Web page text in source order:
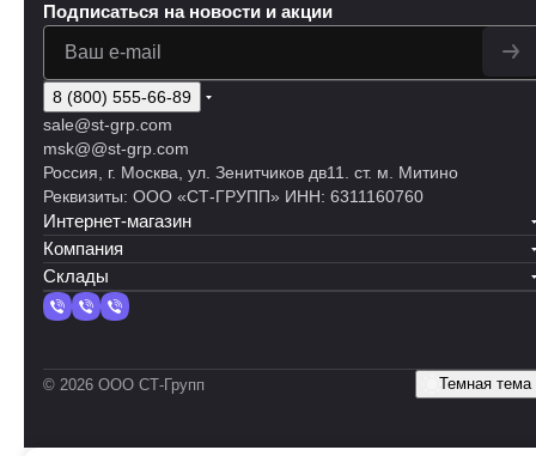
Подписаться на новости и акции
8 (800) 555-66-89
sale@st-grp.com
msk@@st-grp.com
Россия, г. Москва, ул. Зенитчиков дв11. ст. м. Митино
Реквизиты: ООО «СТ-ГРУПП» ИНН: 6311160760
Интернет-магазин
Компания
Склады
© 2026 ООО СТ-Групп Темная тема